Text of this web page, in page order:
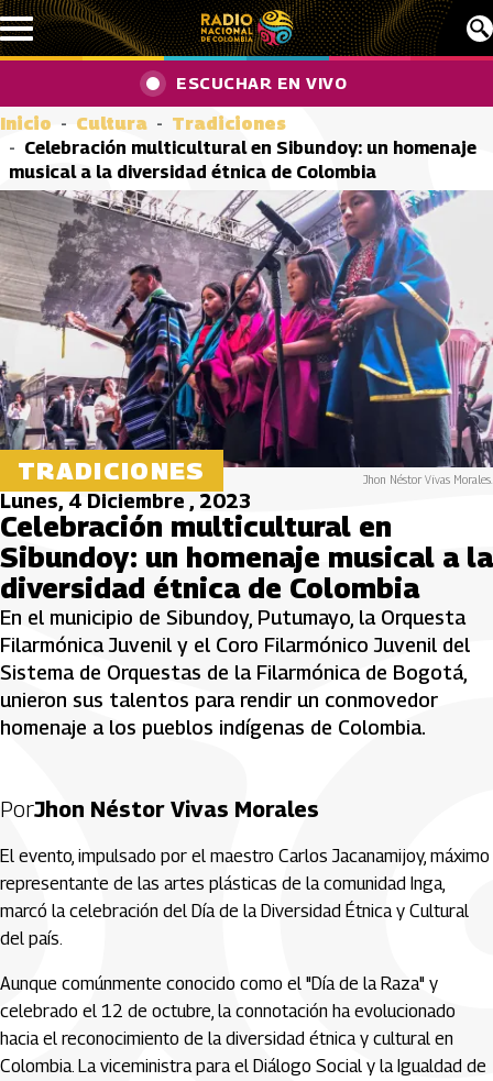
Pasar al contenido principal
ESCUCHAR EN VIVO
Inicio Cultura
Tradiciones
Celebración multicultural en Sibundoy: un homenaje
musical a la diversidad étnica de Colombia
TRADICIONES Jhon Néstor Vivas Morales.
Lunes, 4 Diciembre , 2023
Celebración multicultural en
Sibundoy: un homenaje musical a la
diversidad étnica de Colombia
En el municipio de Sibundoy, Putumayo, la Orquesta
Filarmónica Juvenil y el Coro Filarmónico Juvenil del
Sistema de Orquestas de la Filarmónica de Bogotá,
unieron sus talentos para rendir un conmovedor
homenaje a los pueblos indígenas de Colombia.
PorJhon Néstor Vivas Morales
El evento, impulsado por el maestro Carlos Jacanamijoy, máximo
representante de las artes plásticas de la comunidad Inga,
marcó la celebración del Día de la Diversidad Étnica y Cultural
del país.
Aunque comúnmente conocido como el "Día de la Raza" y
celebrado el 12 de octubre, la connotación ha evolucionado
hacia el reconocimiento de la diversidad étnica y cultural en
Colombia. La viceministra para el Diálogo Social y la Igualdad de